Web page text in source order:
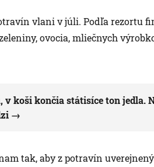
vlani v júli. Podľa rezortu
ovocia, mliečnych
v koši končia státisíce ton jedla.
tak, aby z potravín